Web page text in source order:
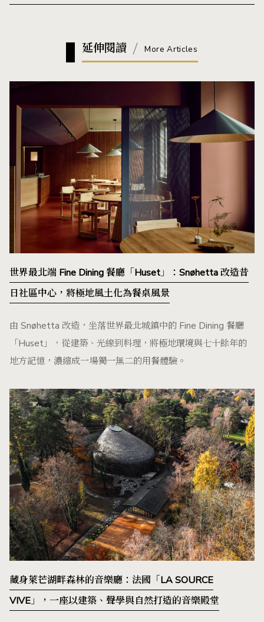
延伸閱讀 More Articles
世界最北端 Fine Dining 餐廳「Huset」：Snøhetta 改造昔
日社區中心，將極地風土化為餐桌風景
由 Snøhetta 改造，坐落世界最北城鎮中的 Fine Dining 餐廳
「Huset」，從建築、光線到料理，將極地環境與七十餘年的
地方記憶，濃縮成一場獨一無二的用餐體驗。
藏身萊芒湖畔森林的音樂廳：法國「LA SOURCE
VIVE」，一座以建築、聲學與自然打造的音樂殿堂